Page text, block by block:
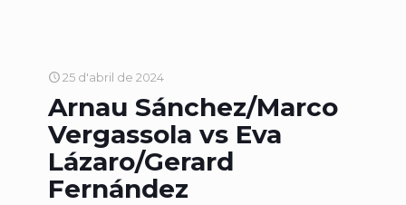
25 d'abril de 2024
Arnau Sánchez/Marco
Vergassola vs Eva
Lázaro/Gerard
Fernández